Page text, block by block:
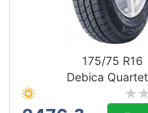
175/75 R16
Debica